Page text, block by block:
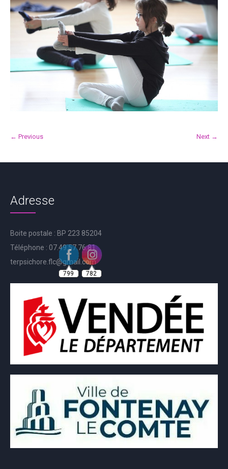
← Previous Next →
Adresse
Boite postale : BP 223 85204
Téléphone : 07.49.57.76.81
terpsichore.flc@gmail.com
799 782